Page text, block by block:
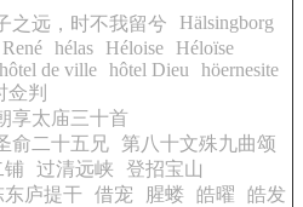
之远，时不我留兮
Hälsingborg
hélas Héloise
Héloïse
hôtel de ville hôtel Dieu
höernesite
佥判
享太庙三十首
俞二十五兄 第八十文殊九曲颂
铺 过清远峡
登招宝山
东庐提干 借宠 腥蝼 皓曜
皓发